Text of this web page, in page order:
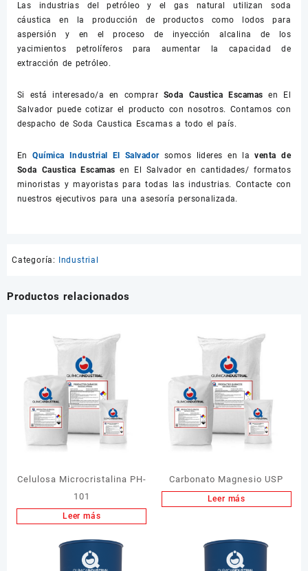
Las industrias del petróleo y el gas natural utilizan soda
cáustica en la producción de productos como lodos para
aspersión y en el proceso de inyección alcalina de los
yacimientos petrolíferos para aumentar la capacidad de
extracción de petróleo.
Si está interesado/a en comprar Soda Caustica Escamasen El
Salvador puede cotizar el producto con nosotros. Contamos con
despacho de Soda Caustica Escamas a todo el país.
EnQuímica Industrial El Salvadorsomos lideres en laventa de
Soda Caustica Escamasen El Salvador en cantidades/ formatos
minoristas y mayoristas para todas las industrias. Contacte con
nuestros ejecutivos para una asesoría personalizada.
Categoría: Industrial
Productos relacionados
Celulosa Microcristalina PH-
101
Leer más
Carbonato Magnesio USP
Leer más